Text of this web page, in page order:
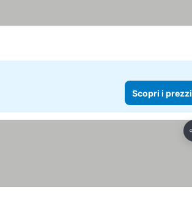
Scopri i prezzi